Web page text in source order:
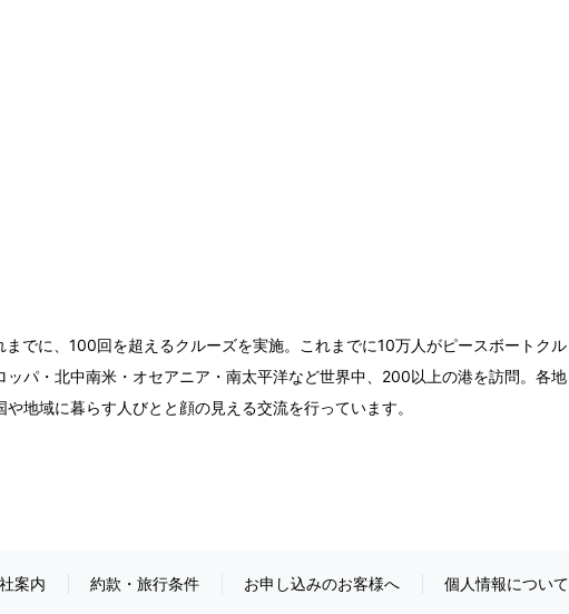
でに、100回を超えるクルーズを実施。これまでに10万人がピースボートクル
パ・北中南米・オセアニア・南太平洋など世界中、200以上の港を訪問。各地
地域に暮らす人びとと顔の見える交流を行っています。
案内 約款・旅行条件 お申し込みのお客様へ 個人情報について